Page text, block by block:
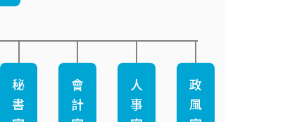
秘
書
會
計
人
事
政
風